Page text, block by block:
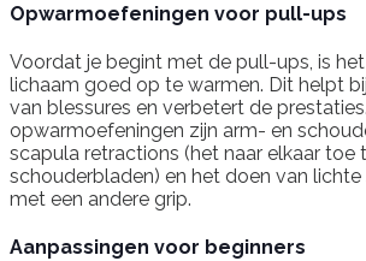
Opwarmoefeningen voor pull-ups
Voordat je begint met de pull-ups, is
lichaam goed op te warmen. Dit helpt
van blessures en verbetert de
opwarmoefeningen zijn arm- en
scapula retractions (het naar elkaar toe
schouderbladen) en het doen van
met een andere grip.
Aanpassingen voor beginners